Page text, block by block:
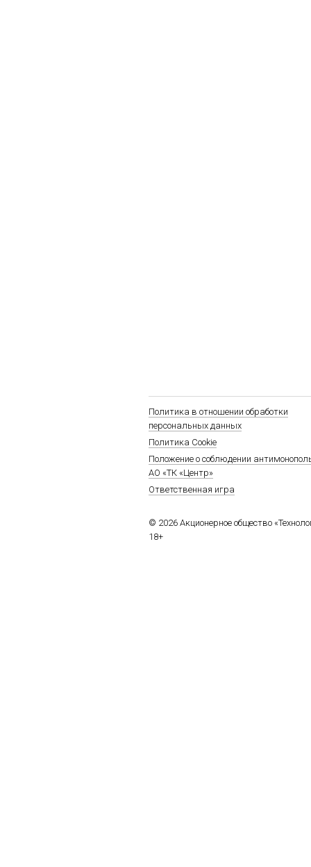
Политика в отношении обработки
персональных данных
Политика Cookie
Положение о соблюдении
АО «ТК «Центр»
Ответственная игра
© 2026 Акционерное общество
18+